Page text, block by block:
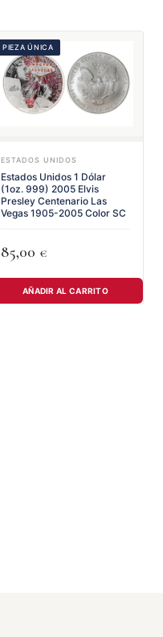
PIEZA ÚNICA
ESTADOS UNIDOS
Estados Unidos 1 Dólar
(1oz. 999) 2005 Elvis
Presley Centenario Las
Vegas 1905-2005 Color SC
85,00 €
AÑADIR AL CARRITO